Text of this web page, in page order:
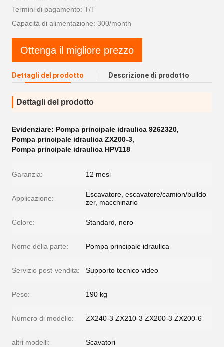
Termini di pagamento: T/T
Capacità di alimentazione: 300/month
Ottenga il migliore prezzo
Dettagli del prodotto Descrizione di prodotto
Dettagli del prodotto
Evidenziare: Pompa principale idraulica 9262320,
Pompa principale idraulica ZX200-3,
Pompa principale idraulica HPV118
Garanzia: 12 mesi
Applicazione:
Escavatore, escavatore/camion/bulldo
zer, macchinario
Colore: Standard, nero
Nome della parte: Pompa principale idraulica
Servizio post-vendita: Supporto tecnico video
Peso: 190 kg
Numero di modello: ZX240-3 ZX210-3 ZX200-3 ZX200-6
altri modelli: Scavatori